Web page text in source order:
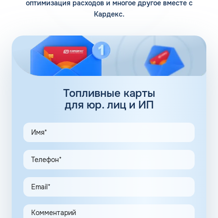
В магазине на АЗС Топлайн в Зализном Донецкой
Народной Республики автомобилисты могут купить ГСМ,
дорогу. Заправки удобно расположены в любом
направлении вдоль федеральной трассы, могут
заправляться легковые и грузовые автомобили,
расстояние между АЗС не более 100 км.
Топливные карты Топлайн:
Аналогичные пластиковые карты были специально
разработаны, чтобы сократить время заправки, для
более плотного контроля водительского состав
предприятий, а также выяснить реальный расход
горючего на единицу корпоративного автотранспорта.
для юридического лица или заправочную карту для ИП,
чтобы пользоваться ими на АЗС Топлайн в Зализном.
Обозначенными картами можно заправлять только
оптимизация расходов и многое другое вместе с
Кардекс.
Топливные карты
для юр. лиц и ИП